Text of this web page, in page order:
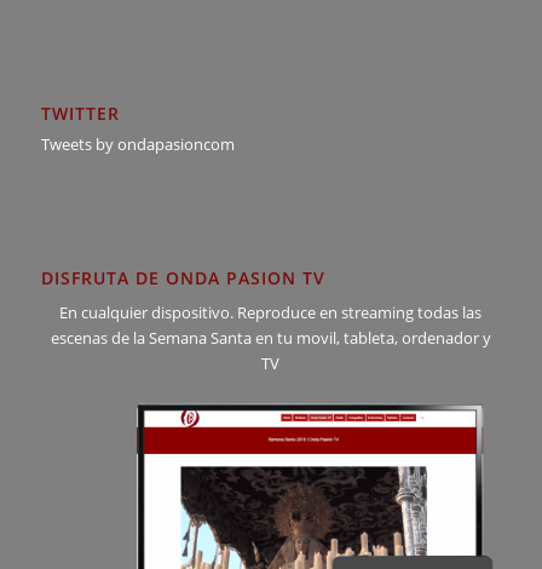
TWITTER
Tweets by ondapasioncom
DISFRUTA DE ONDA PASION TV
En cualquier dispositivo. Reproduce en streaming todas las
escenas de la Semana Santa en tu movil, tableta, ordenador y
TV